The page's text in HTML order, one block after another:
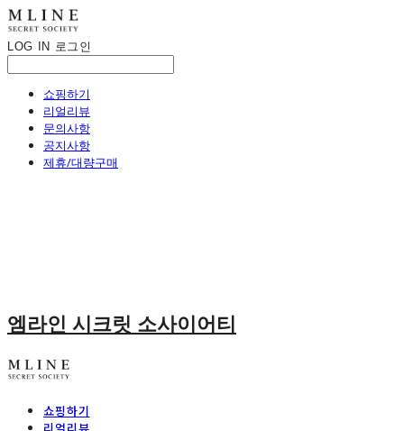
LOG IN 로그인
쇼핑하기
리얼리뷰
문의사항
공지사항
제휴/대량구매
엠라인 시크릿 소사이어티
쇼핑하기
리얼리뷰